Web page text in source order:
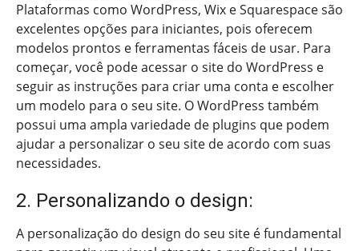
Plataformas como WordPress, Wix e Squarespace são
excelentes opções para iniciantes, pois oferecem
modelos prontos e ferramentas fáceis de usar. Para
começar, você pode acessar o site do WordPress e
seguir as instruções para criar uma conta e escolher
um modelo para o seu site. O WordPress também
possui uma ampla variedade de plugins que podem
ajudar a personalizar o seu site de acordo com suas
necessidades.
2. Personalizando o design:
A personalização do design do seu site é fundamental